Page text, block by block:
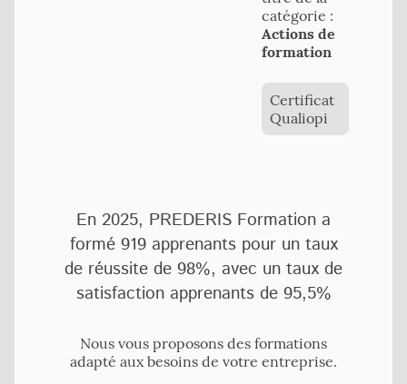
catégorie :
Actions de
formation
Certificat
Qualiopi
En 2025, PREDERIS Formation a
formé 919 apprenants pour un taux
de réussite de 98%, avec un taux de
satisfaction apprenants de 95,5%
Nous vous proposons des formations
adapté aux besoins de votre entreprise.